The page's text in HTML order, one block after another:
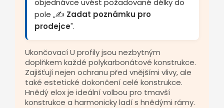
objednávce uvést požadované délky do
pole „✍️ Zadat poznámku pro
prodejce".
Ukončovací U profily jsou nezbytným
doplňkem každé polykarbonátové konstrukce.
Zajišťují nejen ochranu před vnějšími vlivy, ale
také estetické dokončení celé konstrukce.
Hnědý elox je ideální volbou pro tmavší
konstrukce a harmonicky ladí s hnědými rámy.